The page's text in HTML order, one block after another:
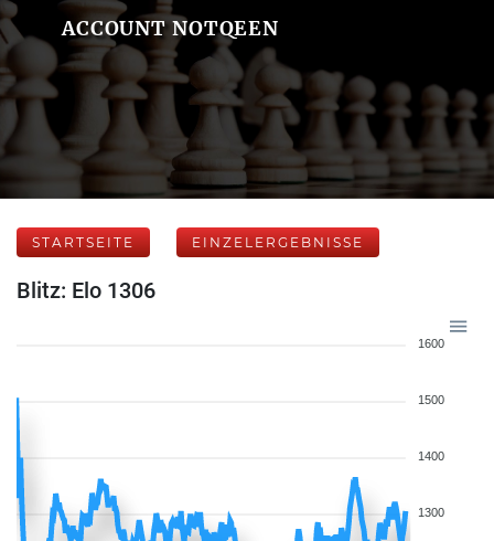
ACCOUNT NOTQEEN
STARTSEITE EINZELERGEBNISSE
Blitz: Elo 1306
1600
1500
1400
1300